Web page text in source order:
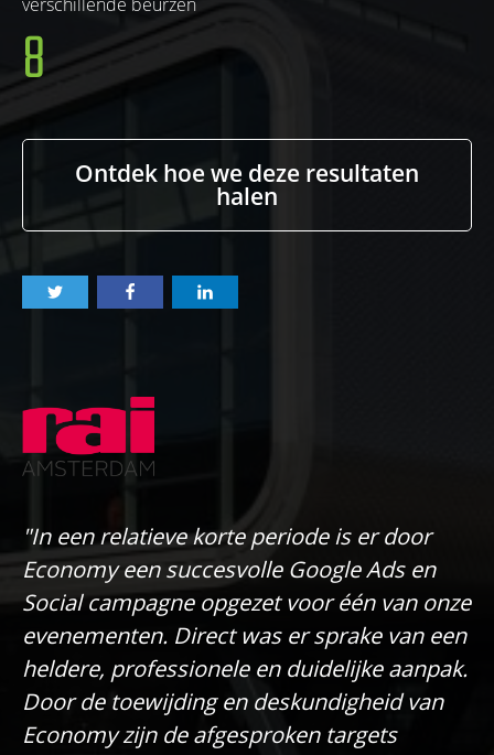
8
Ontdek hoe we deze resultaten
halen
"In een relatieve korte periode is er door
Economy een succesvolle Google Ads en
Social campagne opgezet voor één van onze
evenementen. Direct was er sprake van een
heldere, professionele en duidelijke aanpak.
Door de toewijding en deskundigheid van
Economy zijn de afgesproken targets